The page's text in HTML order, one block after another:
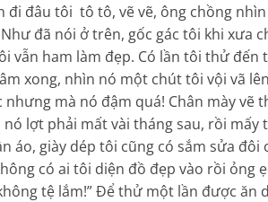
đâu tôi tô tô, vẽ vẽ, ông chồng
đã nói ở trên, gốc gác tôi khi xưa
vẫn ham làm đẹp. Có lần tôi thử
xong, nhìn nó một chút tôi vội vã
nhưng mà nó đậm quá! Chân mày vẽ
lợt phải mất vài tháng sau, rồi
áo, giày dép tôi cũng có sắm sửa
có ai tôi diện đồ đẹp vào rồi ỏng
tệ lắm!” Để thử một lần được ăn